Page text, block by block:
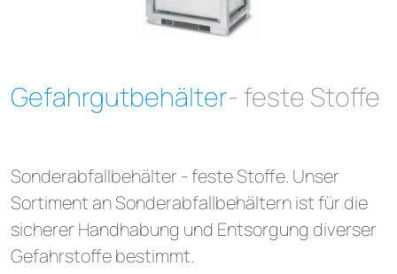
Gefahrgutbehälter- feste Stoffe
Sonderabfallbehälter - feste Stoffe. Unser
Sortiment an Sonderabfallbehältern ist für die
sicherer Handhabung und Entsorgung diverser
Gefahrstoffe bestimmt.